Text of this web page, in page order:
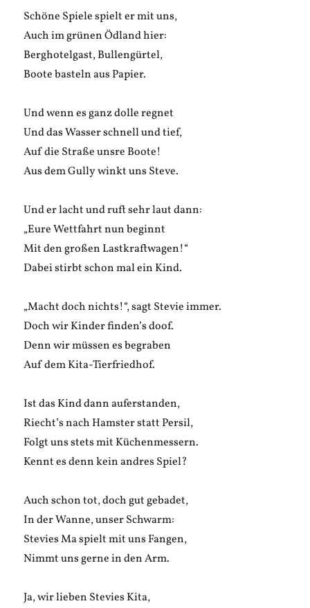
Schöne Spiele spielt er mit uns,
Auch im grünen Ödland hier:
Berghotelgast, Bullengürtel,
Boote basteln aus Papier.
Und wenn es ganz dolle regnet
Und das Wasser schnell und tief,
Auf die Straße unsre Boote!
Aus dem Gully winkt uns Steve.
Und er lacht und ruft sehr laut dann:
„Eure Wettfahrt nun beginnt
Mit den großen Lastkraftwagen!“
Dabei stirbt schon mal ein Kind.
„Macht doch nichts!“, sagt Stevie immer.
Doch wir Kinder finden’s doof.
Denn wir müssen es begraben
Auf dem Kita-Tierfriedhof.
Ist das Kind dann auferstanden,
Riecht’s nach Hamster statt Persil,
Folgt uns stets mit Küchenmessern.
Kennt es denn kein andres Spiel?
Auch schon tot, doch gut gebadet,
In der Wanne, unser Schwarm:
Stevies Ma spielt mit uns Fangen,
Nimmt uns gerne in den Arm.
Ja, wir lieben Stevies Kita,